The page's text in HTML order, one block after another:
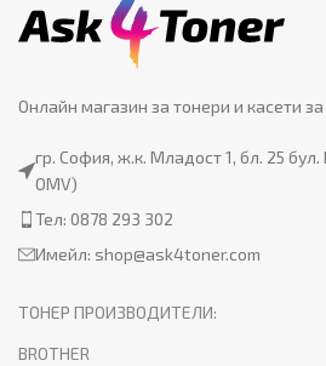
Онлайн магазин за тонери и касети
гр. София, ж.к. Младост 1, бл. 25
OMV)
Тел: 0878 293 302
Имейл: shop@ask4toner.com
ТОНЕР ПРОИЗВОДИТЕЛИ:
BROTHER